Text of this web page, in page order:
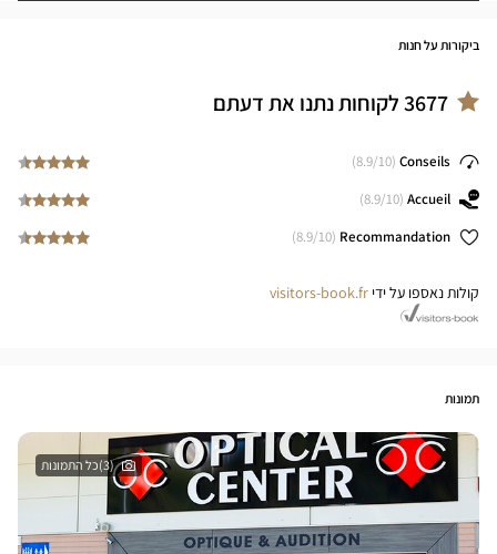
ביקורות על חנות
3677לקוחות נתנו את דעתם
Conseils
(
8.9/10)
Accueil
(
8.9/10)
Recommandation
(
8.9/10)
קולות נאספו על ידי visitors-book.fr
תמונות
(3)כל התמונות